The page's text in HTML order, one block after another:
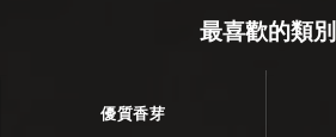
最喜歡的類別
優質香芽